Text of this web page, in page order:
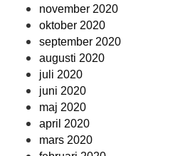
november 2020
oktober 2020
september 2020
augusti 2020
juli 2020
juni 2020
maj 2020
april 2020
mars 2020